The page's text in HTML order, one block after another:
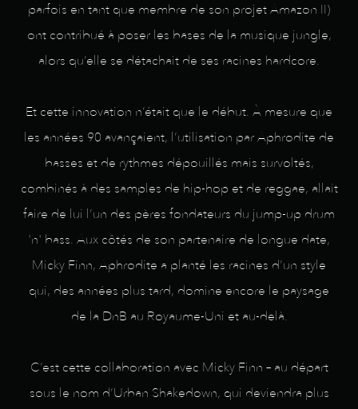
parfois en tant que membre de son projet Amazon II)
ont contribué à poser les bases de la musique jungle,
alors qu’elle se détachait de ses racines hardcore.
Et cette innovation n’était que le début. À mesure que
les années 90 avançaient, l’utilisation par Aphrodite de
basses et de rythmes dépouillés mais survoltés,
combinés à des samples de hip-hop et de reggae, allait
faire de lui l’un des pères fondateurs du jump-up drum
'n' bass. Aux côtés de son partenaire de longue date,
Micky Finn, Aphrodite a planté les racines d’un style
qui, des années plus tard, domine encore le paysage
de la DnB au Royaume-Uni et au-delà.
C’est cette collaboration avec Micky Finn – au départ
sous le nom d’Urban Shakedown, qui deviendra plus